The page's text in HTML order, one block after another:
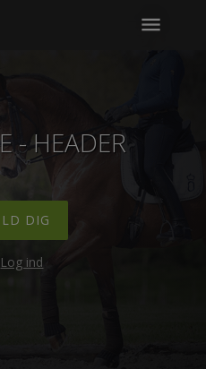
menu
- HEADER
DIG
Log ind